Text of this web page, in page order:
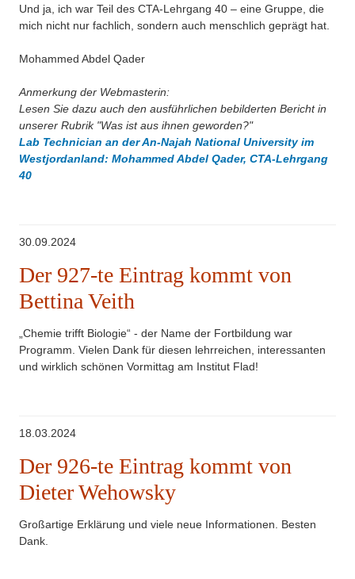
Und ja, ich war Teil des CTA-Lehrgang 40 – eine Gruppe, die
mich nicht nur fachlich, sondern auch menschlich geprägt hat.
Mohammed Abdel Qader
Anmerkung der Webmasterin:
Lesen Sie dazu auch den ausführlichen bebilderten Bericht in
unserer Rubrik "Was ist aus ihnen geworden?"
Lab Technician an der An-Najah National University im
Westjordanland: Mohammed Abdel Qader, CTA-Lehrgang
40
30.09.2024
Der 927-te Eintrag kommt von
Bettina Veith
„Chemie trifft Biologie“ - der Name der Fortbildung war
Programm. Vielen Dank für diesen lehrreichen, interessanten
und wirklich schönen Vormittag am Institut Flad!
18.03.2024
Der 926-te Eintrag kommt von
Dieter Wehowsky
Großartige Erklärung und viele neue Informationen. Besten
Dank.